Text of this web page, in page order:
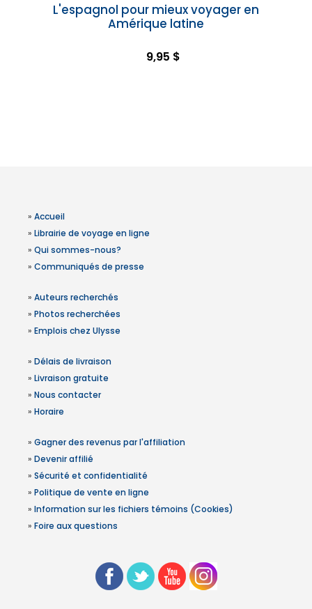
L'espagnol pour mieux voyager en
Amérique latine
9,95 $
» Accueil
» Librairie de voyage en ligne
» Qui sommes-nous?
» Communiqués de presse
» Auteurs recherchés
» Photos recherchées
» Emplois chez Ulysse
» Délais de livraison
» Livraison gratuite
» Nous contacter
» Horaire
» Gagner des revenus par l'affiliation
» Devenir affilié
» Sécurité et confidentialité
» Politique de vente en ligne
» Information sur les fichiers témoins (Cookies)
» Foire aux questions